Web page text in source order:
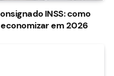
INSS: como
em 2026